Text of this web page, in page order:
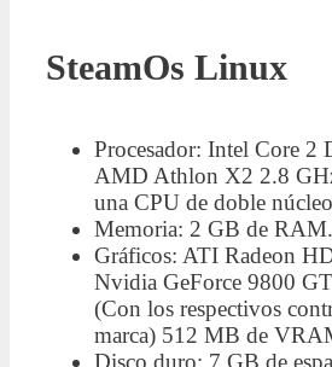
SteamOs Linux
Procesador: Intel Core 2
AMD Athlon X2 2.8
una CPU de doble
Memoria: 2 GB de RAM.
Gráficos: ATI Radeon
Nvidia GeForce 9800
(Con los respectivos
marca) 512 MB de
Disco duro: 7 GB de